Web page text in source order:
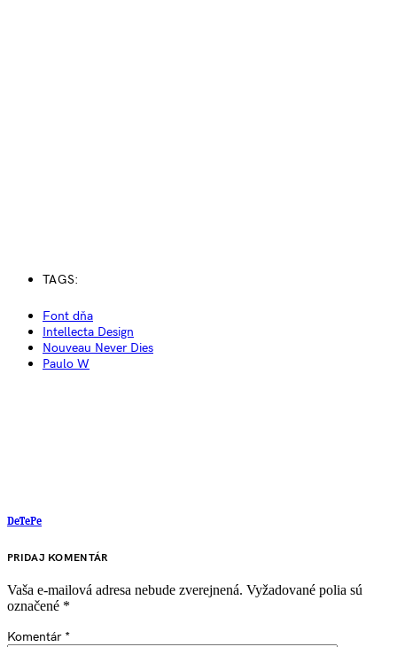
TAGS:
Font dňa
Intellecta Design
Nouveau Never Dies
Paulo W
DeTePe
PRIDAJ KOMENTÁR
Vaša e-mailová adresa nebude zverejnená. Vyžadované polia sú
označené *
Komentár *